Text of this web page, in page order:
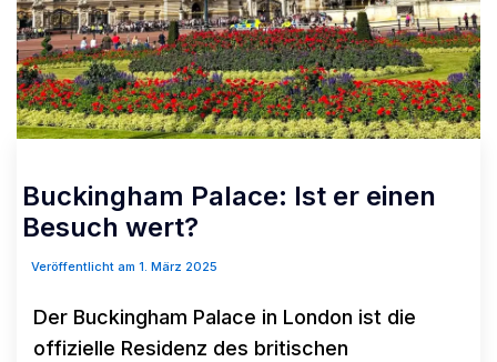
Buckingham Palace: Ist er einen
Besuch wert?
Veröffentlicht am 1. März 2025
Der Buckingham Palace in London ist die
offizielle Residenz des britischen